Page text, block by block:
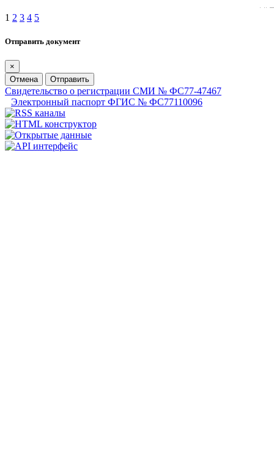
1 2 3 4 5
Отправить документ
×
Отмена
Отправить
Свидетельство о регистрации СМИ № ФС77-47467
Электронный паспорт ФГИС № ФС77110096